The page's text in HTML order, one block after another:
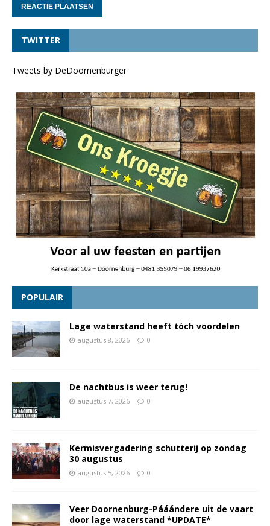
TWITTER
Tweets by DeDoornenburger
POPULAIR
Lage waterstand heeft tóch voordelen
augustus 8, 2026 0
De nachtbus is weer terug!
augustus 7, 2026 0
Kermisvergadering schutterij op zondag
30 augustus
augustus 5, 2026 0
Veer Doornenburg-Pááándere uit de vaart
door lage waterstand *UPDATE*